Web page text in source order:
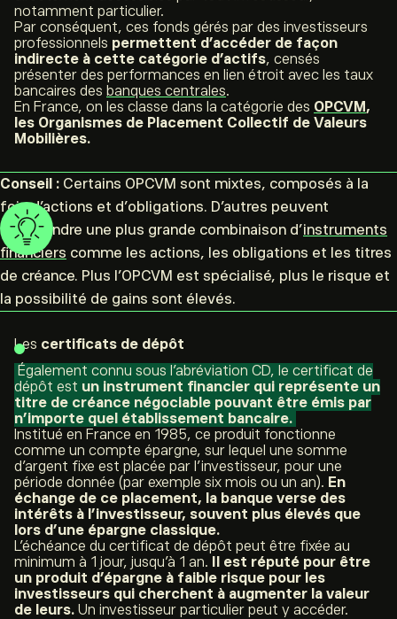
notamment particulier.
Par conséquent, ces fonds gérés par des investisseurs
professionnels permettent d’accéder de façon
indirecte à cette catégorie d’actifs, censés
présenter des performances en lien étroit avec les taux
bancaires des banques centrales.
En France, on les classe dans la catégorie des OPCVM ,
les Organismes de Placement Collectif de Valeurs
Mobilières.
Conseil : Certains OPCVM sont mixtes, composés à la
fois d’actions et d’obligations. D’autres peuvent
comprendre une plus grande combinaison d’instruments
financiers comme les actions, les obligations et les titres
de créance. Plus l’OPCVM est spécialisé, plus le risque et
la possibilité de gains sont élevés.
Les certificats de dépôt
Également connu sous l’abréviation CD, le certificat de
dépôt est un instrument financier qui représente un
titre de créance négociable pouvant être émis par
n’importe quel établissement bancaire.
Institué en France en 1985, ce produit fonctionne
comme un compte épargne, sur lequel une somme
d’argent fixe est placée par l’investisseur, pour une
période donnée (par exemple six mois ou un an). En
échange de ce placement, la banque verse des
intérêts à l’investisseur, souvent plus élevés que
lors d’une épargne classique.
L’échéance du certificat de dépôt peut être fixée au
minimum à 1 jour, jusqu’à 1 an. Il est réputé pour être
un produit d’épargne à faible risque pour les
investisseurs qui cherchent à augmenter la valeur
de leurs. Un investisseur particulier peut y accéder.